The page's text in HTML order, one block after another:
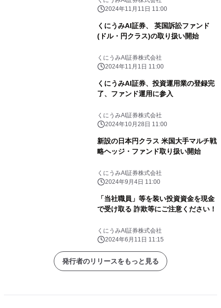
2024年11月11日 11:00
くにうみAI証券、 英国訴訟ファンド
(ドル・円クラス)の取り扱い開始
くにうみAI証券株式会社
2024年11月1日 11:00
くにうみAI証券、投資運用業の登録完
了、ファンド運用に参入
くにうみAI証券株式会社
2024年10月28日 11:00
新設の日本円クラス 米国大手マルチ戦
略ヘッジ・ファンド取り扱い開始
くにうみAI証券株式会社
2024年9月4日 11:00
「当社職員」等を装い投資資金を現金
で受け取る 詐欺等にご注意ください！
くにうみAI証券株式会社
2024年6月11日 11:15
発行者のリリースをもっと見る